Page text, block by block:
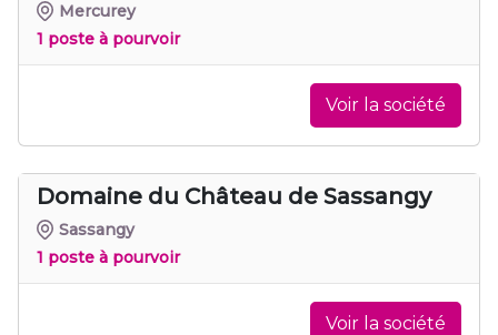
Mercurey
1 poste à pourvoir
Voir la société
Domaine du Château de Sassangy
Sassangy
1 poste à pourvoir
Voir la société